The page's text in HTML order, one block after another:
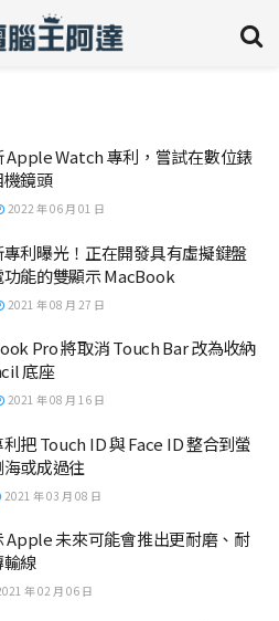
Apple Watch 專利，嘗試在數位錶
鏡頭
2022 年 06 月 01 日
利曝光！正在開發具有虛擬鍵盤
能的雙顯示 MacBook
2021 年 08 月 27 日
Pro 將取消 Touch Bar 改為收納
底座
2021 年 08 月 16 日
把 Touch ID 與 Face ID 整合到螢
或成過往
2021 年 03 月 08 日
Apple 未來可能會推出更耐磨、耐
線
年 02 月 06 日